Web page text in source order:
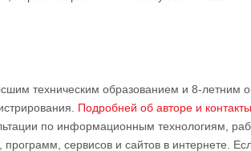
техническим образованием и 8-летним
Подробней об авторе и контакты
по информационным технологиям,
программ, сервисов и сайтов в интернете.